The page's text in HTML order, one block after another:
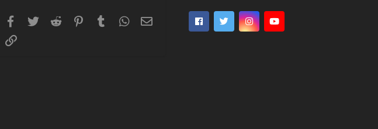
Facebook
TwitterReddit PinterestTumblrWhatsAppЭлектронная почта
Ссылка